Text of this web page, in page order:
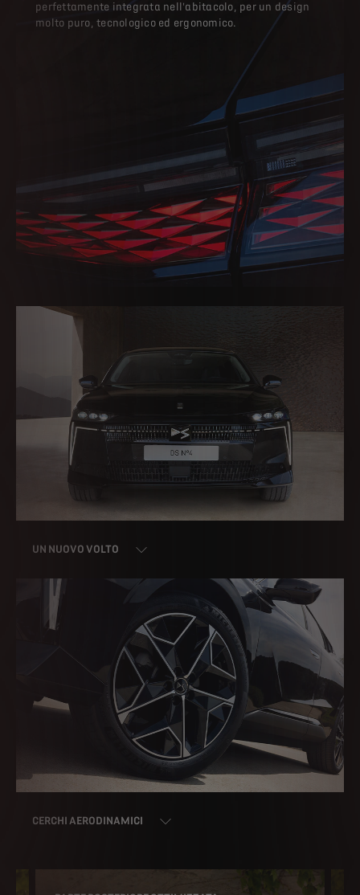
perfettamente integrata nell'abitacolo, per un design
molto puro, tecnologico ed ergonomico.
UN NUOVO VOLTO
CERCHI AERODINAMICI